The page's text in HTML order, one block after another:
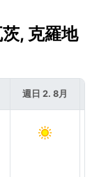
, 克羅地
週日 2. 8月